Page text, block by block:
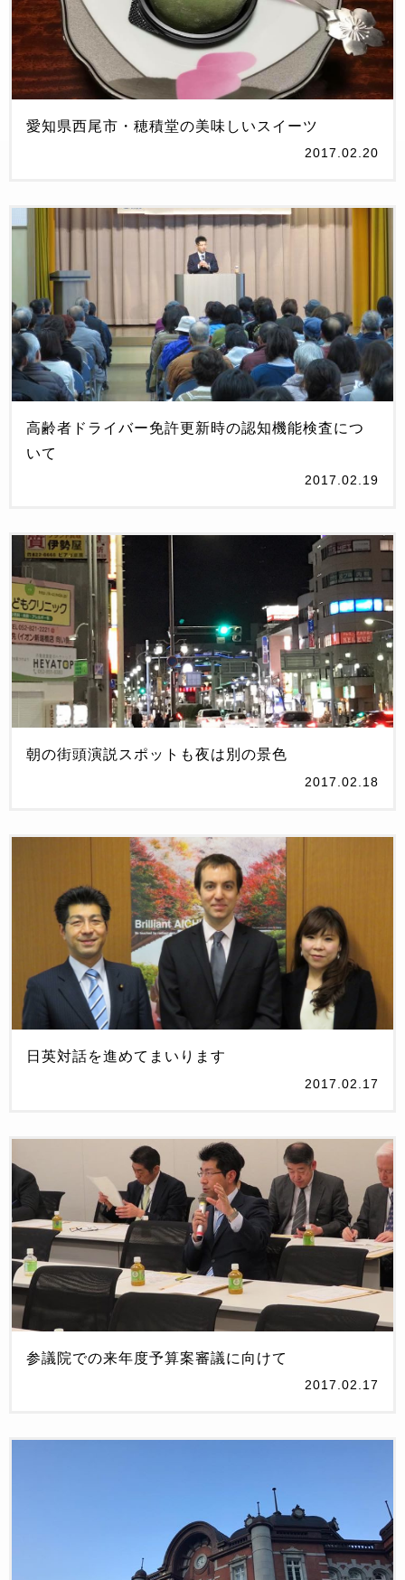
愛知県西尾市・穂積堂の美味しいスイーツ
2017.02.20
高齢者ドライバー免許更新時の認知機能検査につ
いて
2017.02.19
朝の街頭演説スポットも夜は別の景色
2017.02.18
日英対話を進めてまいります
2017.02.17
参議院での来年度予算案審議に向けて
2017.02.17